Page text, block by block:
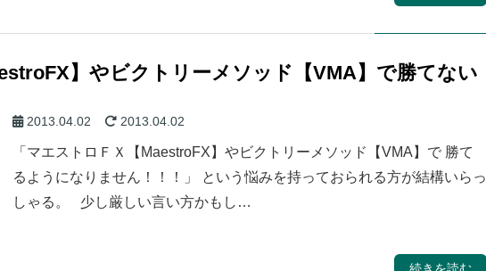
】やビクトリーメソッド【VMA】で勝てない
2013.04.02 2013.04.02
「マエストロＦＸ【MaestroFX】やビクトリーメソッド【VMA】で 勝て
るようになりません！！！」 という悩みを持っておられる方が結構いらっ
しゃる。 少し厳しい言い方かもし…